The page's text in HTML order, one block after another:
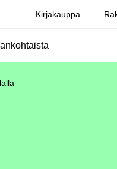
Kirjakauppa